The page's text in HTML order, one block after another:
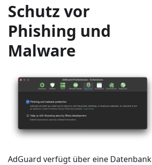
Schutz vor
Phishing und
Malware
AdGuard verfügt über eine Datenbank